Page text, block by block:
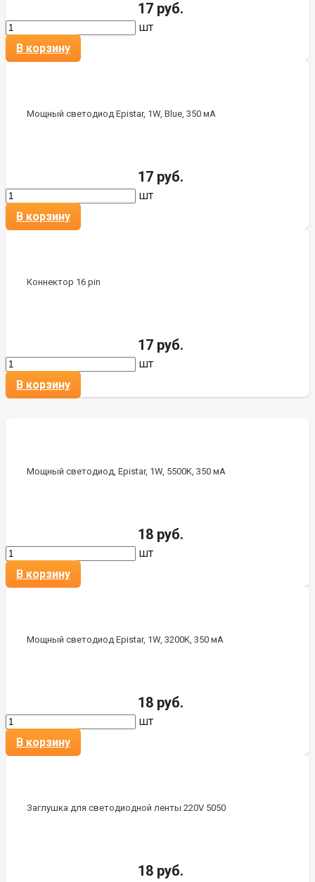
17 руб.
шт
В корзину
Мощный светодиод Epistar, 1W, Blue, 350 мА
17 руб.
шт
В корзину
Коннектор 16 pin
17 руб.
шт
В корзину
Мощный светодиод, Epistar, 1W, 5500K, 350 мА
18 руб.
шт
В корзину
Мощный светодиод Epistar, 1W, 3200K, 350 мА
18 руб.
шт
В корзину
Заглушка для светодиодной ленты 220V 5050
18 руб.